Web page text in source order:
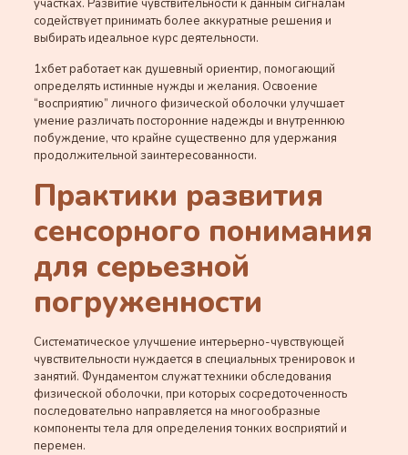
участках. Развитие чувствительности к данным сигналам
содействует принимать более аккуратные решения и
выбирать идеальное курс деятельности.
1хбет работает как душевный ориентир, помогающий
определять истинные нужды и желания. Освоение
“восприятию” личного физической оболочки улучшает
умение различать посторонние надежды и внутреннюю
побуждение, что крайне существенно для удержания
продолжительной заинтересованности.
Практики развития
сенсорного понимания
для серьезной
погруженности
Систематическое улучшение интерьерно-чувствующей
чувствительности нуждается в специальных тренировок и
занятий. Фундаментом служат техники обследования
физической оболочки, при которых сосредоточенность
последовательно направляется на многообразные
компоненты тела для определения тонких восприятий и
перемен.